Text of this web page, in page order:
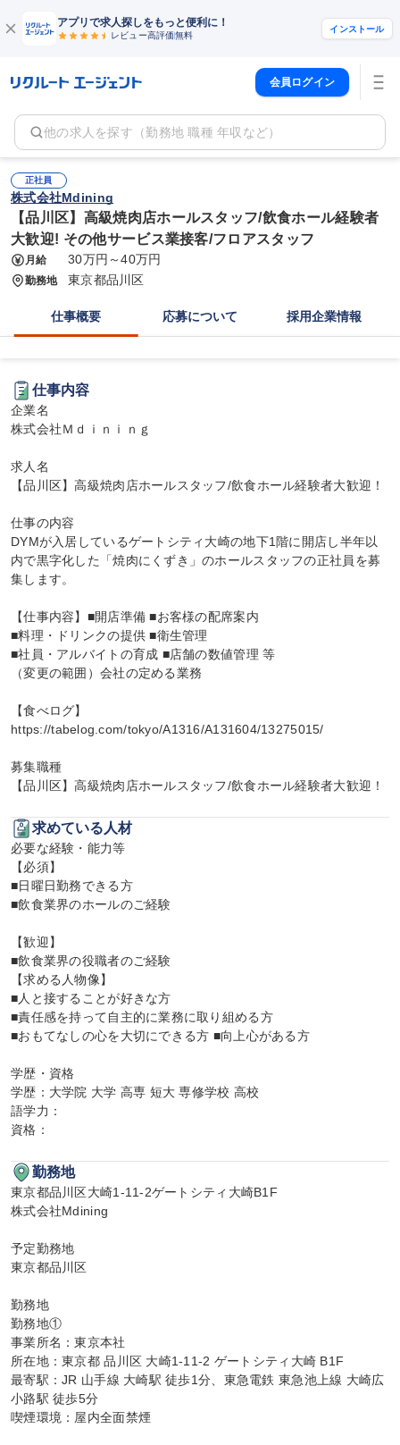
アプリで求人探しをもっと便利に！
レビュー高評価無料
インストール
会員ログイン
他の求人を探す（勤務地 職種 年収など）
正社員
株式会社Mdining
【品川区】高級焼肉店ホールスタッフ/飲食ホール経験者
大歓迎! その他サービス業接客/フロアスタッフ
月給 30万円～40万円
勤務地 東京都品川区
仕事概要 応募について 採用企業情報
仕事内容
企業名
株式会社Ｍｄｉｎｉｎｇ
求人名
【品川区】高級焼肉店ホールスタッフ/飲食ホール経験者大歓迎！
仕事の内容
DYMが入居しているゲートシティ大崎の地下1階に開店し半年以
内で黒字化した「焼肉にくずき」のホールスタッフの正社員を募
集します。
【仕事内容】■開店準備 ■お客様の配席案内
■料理・ドリンクの提供 ■衛生管理
■社員・アルバイトの育成 ■店舗の数値管理 等
（変更の範囲）会社の定める業務
【食べログ】
https://tabelog.com/tokyo/A1316/A131604/13275015/
募集職種
【品川区】高級焼肉店ホールスタッフ/飲食ホール経験者大歓迎！
求めている人材
必要な経験・能力等
【必須】
■日曜日勤務できる方
■飲食業界のホールのご経験
【歓迎】
■飲食業界の役職者のご経験
【求める人物像】
■人と接することが好きな方
■責任感を持って自主的に業務に取り組める方
■おもてなしの心を大切にできる方 ■向上心がある方
学歴・資格
学歴：大学院 大学 高専 短大 専修学校 高校
語学力：
資格：
勤務地
東京都品川区大崎1-11-2ゲートシティ大崎B1F
株式会社Mdining
予定勤務地
東京都品川区
勤務地
勤務地①
事業所名：東京本社
所在地：東京都 品川区 大崎1-11-2 ゲートシティ大崎 B1F
最寄駅：JR 山手線 大崎駅 徒歩1分、東急電鉄 東急池上線 大崎広
小路駅 徒歩5分
喫煙環境：屋内全面禁煙